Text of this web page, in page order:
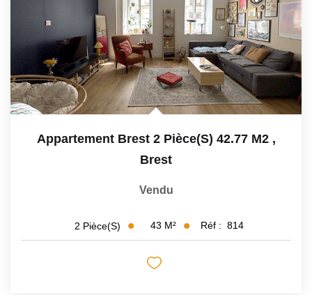
Appartement Brest 2 Pièce(s) 42.77 M2 ,
Brest
Vendu
2 Pièce(s) 43 M² Réf : 814